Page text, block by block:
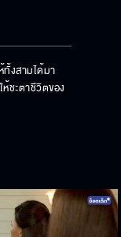
งสามได้มา
ชะตาชีวิตของ